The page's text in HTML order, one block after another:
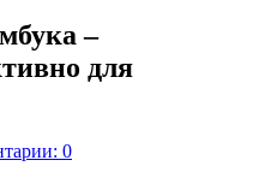
–
для
0